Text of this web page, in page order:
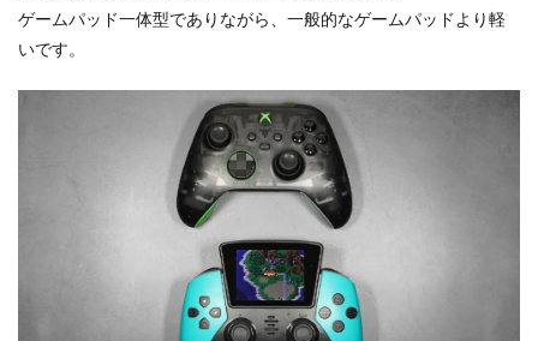
ゲームパッド一体型でありながら、一般的なゲームパッドより軽
いです。